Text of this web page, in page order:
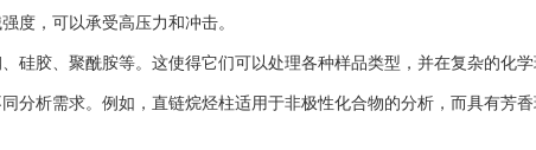
，可以承受高压力和冲击。
胶、聚酰胺等。这使得它们可以处理各种样品类型，并在复杂的化学
析需求。例如，直链烷烃柱适用于非极性化合物的分析，而具有芳香